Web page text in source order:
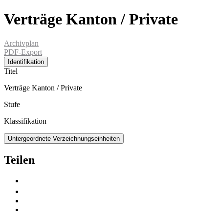
Verträge Kanton / Private
Archivplan
PDF-Export
Identifikation
Titel
Verträge Kanton / Private
Stufe
Klassifikation
Untergeordnete Verzeichnungseinheiten
Teilen